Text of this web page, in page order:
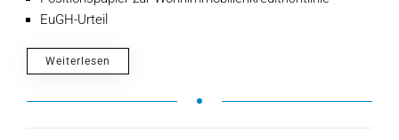
EuGH-Urteil
Weiterlesen